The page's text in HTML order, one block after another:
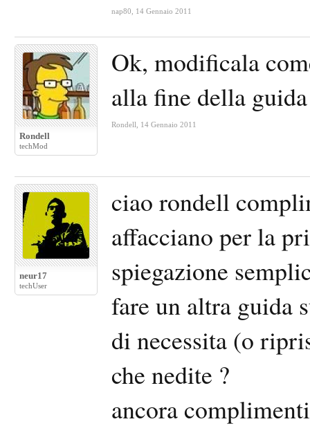
nap80 14 Gennaio 2011
Rondell
techMod
Ok, modificala
alla fine della
Rondell 14 Gennaio 2011
neur17
techUser
ciao rondell
affacciano per la
spiegazione
fare un altra guida
di necessita (o
che nedite ?
ancora